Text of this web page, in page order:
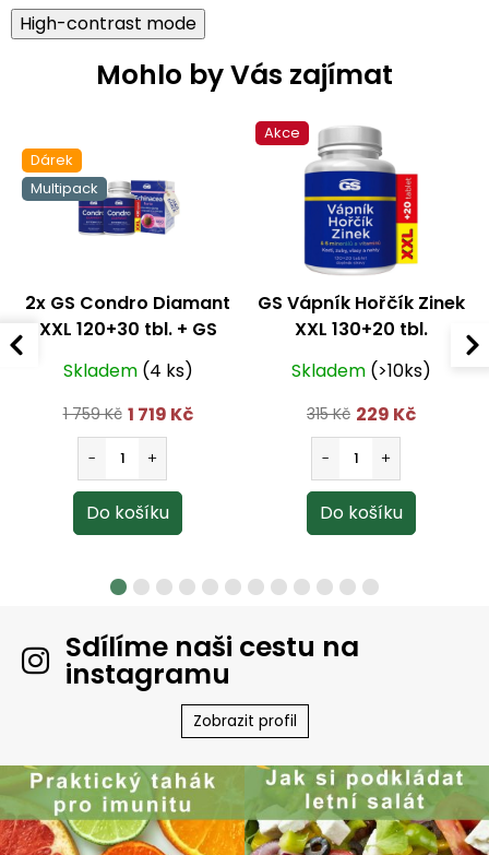
High-contrast mode
Mohlo by Vás zajímat
Dárek
Multipack
2x GS Condro Diamant
XXL 120+30 tbl. + GS
Echinacea Forte 600
mg 70+20 tbl.
Skladem (4 ks)
1 759 Kč 1 719 Kč
Akce
GS Vápník Hořčík Zinek
XXL 130+20 tbl.
Skladem (>10ks)
315 Kč 229 Kč
Sdílíme naši cestu na
instagramu
Zobrazit profil